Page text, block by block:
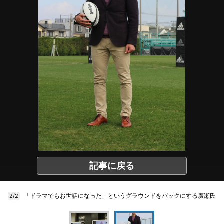
記事に戻る
2/2 「ドラマでもお世話になった」というグラウンドをバックにする廣瀬氏